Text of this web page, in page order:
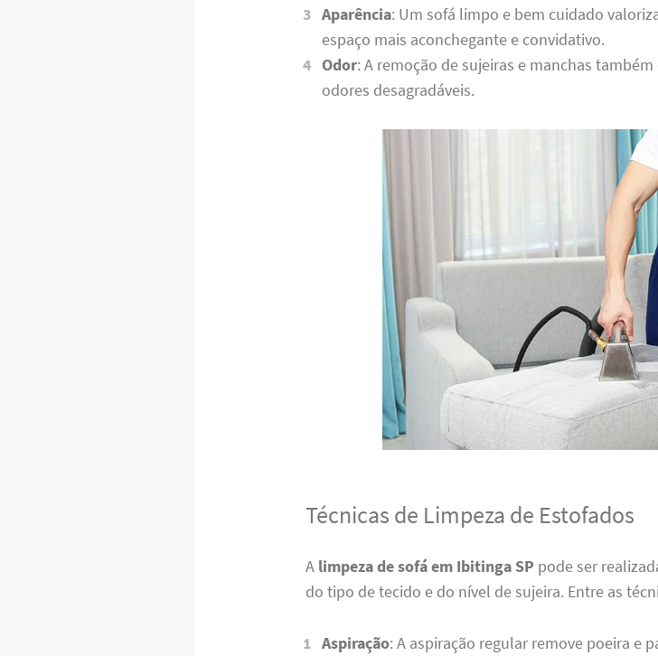
Aparência: Um sofá limpo e bem cuidado
espaço mais aconchegante e convidativo.
Odor: A remoção de sujeiras e manchas
odores desagradáveis.
Técnicas de Limpeza de Estofados
A limpeza de sofá em Ibitinga SP pode ser
do tipo de tecido e do nível de sujeira. Entre as
Aspiração: A aspiração regular remove poeira e